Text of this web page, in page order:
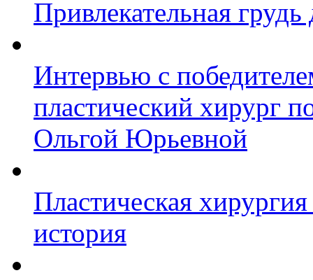
Привлекательная
Интервью с
пластический хирург
Ольгой Юрьевной
Пластическая
история